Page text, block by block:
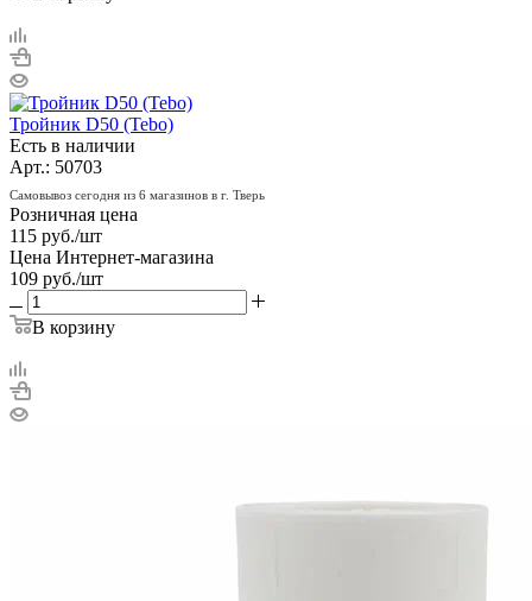
Тройник D50 (Tebo)
Есть в наличии
Арт.: 50703
Самовывоз сегодня из 6 магазинов в г. Тверь
Розничная цена
115 руб./шт
Цена Интернет-магазина
109 руб./шт
В корзину